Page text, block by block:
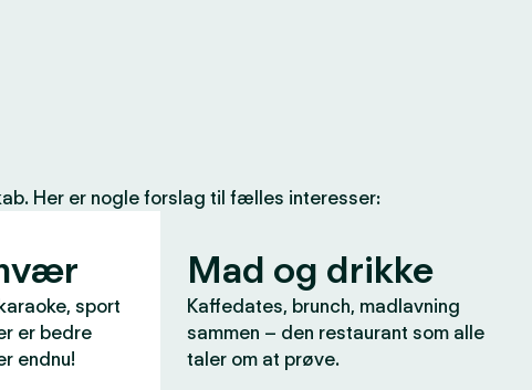
Her er nogle forslag til fælles interesser:
sport
er bedre
endnu!
Mad og drikke
Kaffedates, brunch, madlavning
sammen – den restaurant som alle
taler om at prøve.